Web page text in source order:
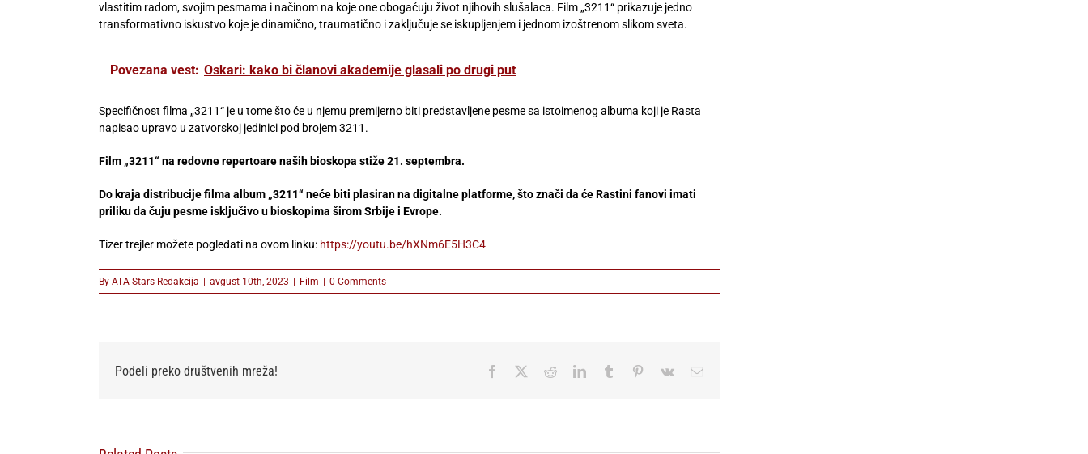
vlastitim radom, svojim pesmama i načinom na koje one obogaćuju život njihovih slušalaca. Film „3211“ prikazuje jedno
transformativno iskustvo koje je dinamično, traumatično i zaključuje se iskupljenjem i jednom izoštrenom slikom sveta.
Povezana vest: Oskari: kako bi članovi akademije glasali po drugi put
Specifičnost filma „3211“ je u tome što će u njemu premijerno biti predstavljene pesme sa istoimenog albuma koji je Rasta
napisao upravo u zatvorskoj jedinici pod brojem 3211.
Film „3211“ na redovne repertoare naših bioskopa stiže 21. septembra.
Do kraja distribucije filma album „3211“ neće biti plasiran na digitalne platforme, što znači da će Rastini fanovi imati
priliku da čuju pesme isključivo u bioskopima širom Srbije i Evrope.
Tizer trejler možete pogledati na ovom linku: https://youtu.be/hXNm6E5H3C4
By ATA Stars Redakcija avgust 10th, 2023 Film 0 Comments
Podeli preko društvenih mreža! Facebook RedditLinkedInTumblr Pinterest
Vk Email